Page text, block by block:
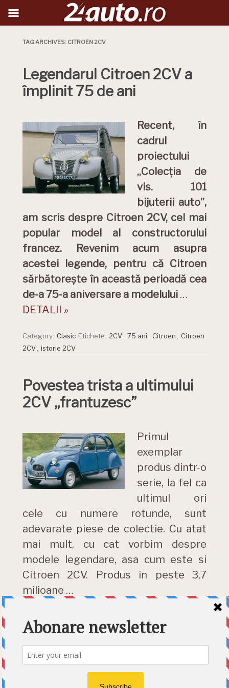
TAG ARCHIVES: CITROEN 2CV
Legendarul Citroen 2CV a
împlinit 75 de ani
Recent, în
cadrul
proiectului
„Colecția de
vis. 101
bijuterii auto”,
am scris despre Citroen 2CV, cel mai
popular model al constructorului
francez. Revenim acum asupra
acestei legende, pentru că Citroen
sărbătorește în această perioadă cea
de-a 75-a aniversare a modelului …
DETALII »
Category: Clasic Etichete: 2CV 75 ani Citroen
Citroen
2CV
istorie 2CV
Povestea trista a ultimului
2CV „frantuzesc”
Primul
exemplar
produs dintr-o
serie, la fel ca
ultimul ori
cele cu numere rotunde, sunt
adevarate piese de colectie. Cu atat
mai mult, cu cat vorbim despre
modele legendare, asa cum este si
Citroen 2CV. Produs in peste 3,7
milioane …
Category:News Etichete: Citroen 2CV,frantuzescm
furat,ultimul